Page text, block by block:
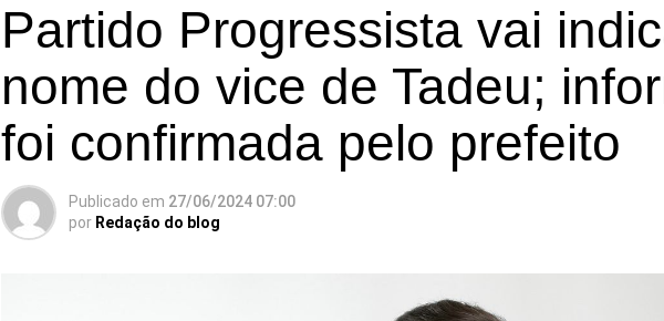
Partido Progressista vai
nome do vice de Tadeu;
foi confirmada pelo prefeito
Publicado em 27/06/2024 07:00
por Redação do blog